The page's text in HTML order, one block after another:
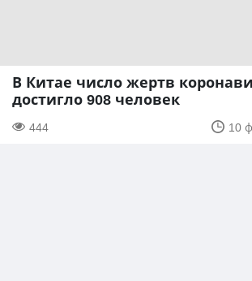
В Китае число жертв
достигло 908 человек
444 10